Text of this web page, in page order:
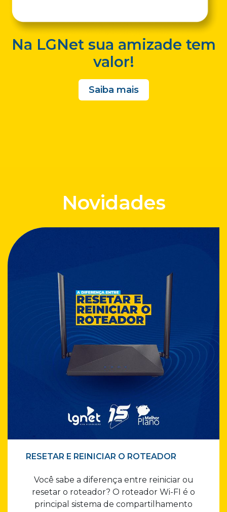
Na LGNet sua amizade tem
valor!
Saiba mais
Novidades
RESETAR E REINICIAR O ROTEADOR
Você sabe a diferença entre reiniciar ou
resetar o roteador? O roteador Wi-FI é o
principal sistema de compartilhamento